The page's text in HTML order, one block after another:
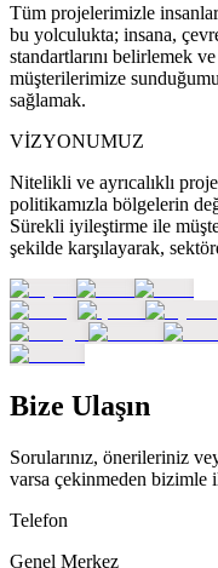
Tüm projelerimizle
bu yolculukta; insana,
standartlarını belirlemek
müşterilerimize
sağlamak.
VİZYONUMUZ
Nitelikli ve ayrıcalıklı
politikamızla bölgelerin
Sürekli iyileştirme ile
şekilde karşılayarak,
Bize Ulaşın
Sorularınız, önerileriniz
varsa çekinmeden bizimle
Telefon
Genel Merkez